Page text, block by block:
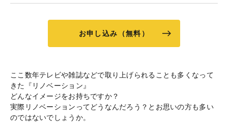
お申し込み（無料）
ここ数年テレビや雑誌などで取り上げられることも多くなって
きた『リノベーション』
どんなイメージをお持ちですか？
実際リノベーションってどうなんだろう？とお思いの方も多い
のではないでしょうか。